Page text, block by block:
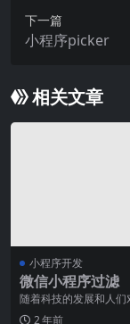
下一篇
小程序picker
相关文章
小程序开发
微信小程序过滤
随着科技的发展和人们
的追求，移动应用程序
2 年前